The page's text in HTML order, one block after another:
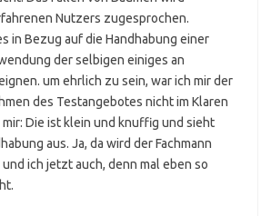
Nutzers zugesprochen.
in Bezug auf die Handhabung einer
der selbigen einiges an
um ehrlich zu sein, war ich mir der
des Testangebotes nicht im Klaren
mir: Die ist klein und knuffig und sieht
aus. Ja, da wird der Fachmann
ich jetzt auch, denn mal eben so